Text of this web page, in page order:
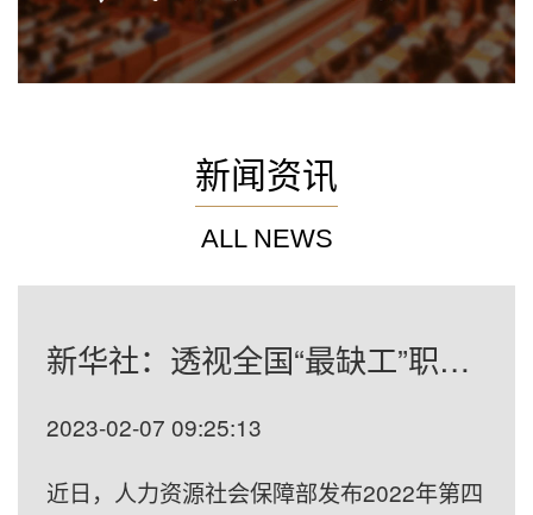
新闻资讯
ALL NEWS
新华社：透视全国“最缺工”职业排行
2023-02-07 09:25:13
近日，人力资源社会保障部发布2022年第四